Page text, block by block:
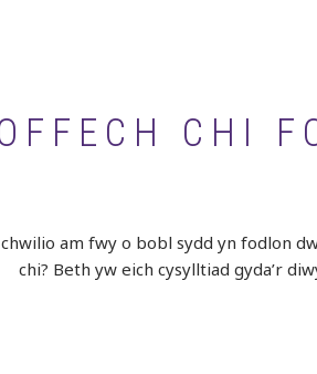
CHI
am fwy o bobl sydd yn fodlon
chi? Beth yw eich cysylltiad gyda’r